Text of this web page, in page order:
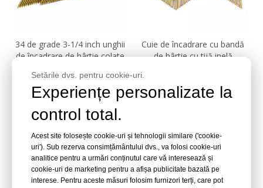
34 de grade 3-1/4 inch unghii
de încadrare de hârtie colate
Întreba
Cuie de încadrare cu bandă
de hârtie cu tijă inelă
Întreba
Setările dvs. pentru cookie-uri.
Experiențe personalizate la
control total.
Acest site folosește cookie-uri și tehnologii similare ('cookie-
uri'). Sub rezerva consimțământului dvs., va folosi cookie-uri
analitice pentru a urmări conținutul care vă interesează și
cookie-uri de marketing pentru a afișa publicitate bazată pe
interese. Pentru aceste măsuri folosim furnizori terți, care pot